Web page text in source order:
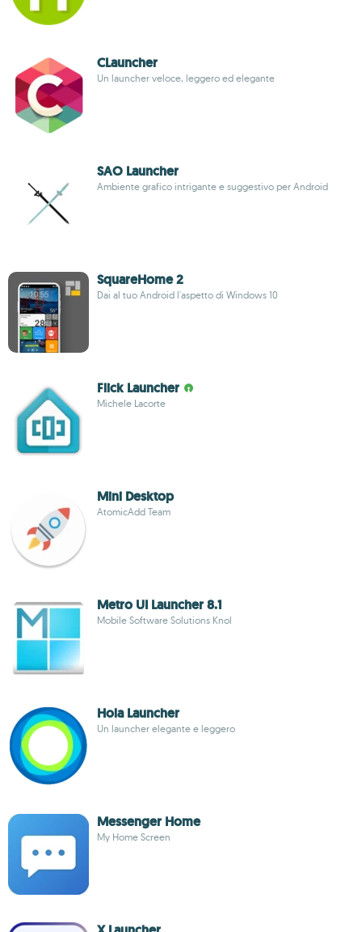
CLauncher
Un launcher veloce, leggero ed elegante
SAO Launcher
Ambiente grafico intrigante e suggestivo per Android
SquareHome 2
Dai al tuo Android l'aspetto di Windows 10
Flick Launcher
Michele Lacorte
Mini Desktop
AtomicAdd Team
Metro UI Launcher 8.1
Mobile Software Solutions Knol
Hola Launcher
Un launcher elegante e leggero
Messenger Home
My Home Screen